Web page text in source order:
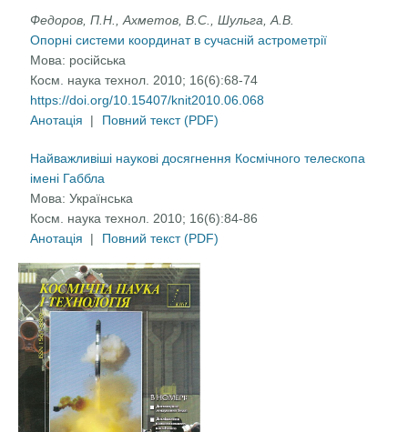
Федоров, П.Н., Ахметов, В.С., Шульга, А.В.
Опорні системи координат в сучасній астрометрії
Мова: російська
Косм. наука технол. 2010; 16(6):68-74
https://doi.org/10.15407/knit2010.06.068
Анотація
| Повний текст (PDF)
Найважливіші наукові досягнення Космічного телескопа
імені Габбла
Мова:Українська
Косм. наука технол. 2010; 16(6):84-86
Анотація
| Повний текст (PDF)